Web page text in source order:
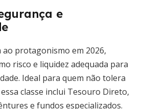
e
protagonismo em 2026,
risco e liquidez adequada para
Ideal para quem não tolera
classe inclui Tesouro Direto,
e fundos especializados.